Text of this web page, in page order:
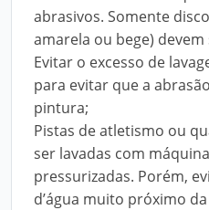
abrasivos. Somente
amarela ou bege)
Evitar o excesso de
para evitar que a
pintura;
Pistas de atletismo ou
ser lavadas com
pressurizadas. Porém,
d’água muito próximo